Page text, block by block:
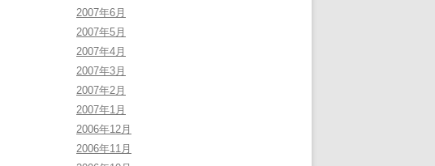
2007年6月
2007年5月
2007年4月
2007年3月
2007年2月
2007年1月
2006年12月
2006年11月